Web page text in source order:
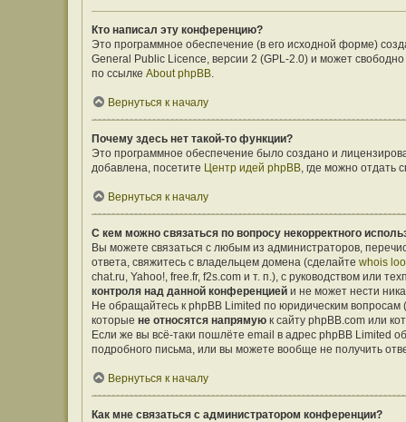
Кто написал эту конференцию?
Это программное обеспечение (в его исходной форме)
General Public Licence, версии 2 (GPL-2.0) и может
по ссылке About phpBB.
Вернуться к началу
Почему здесь нет такой-то функции?
Это программное обеспечение было создано и
добавлена, посетите Центр идей phpBB, где можно отдать
Вернуться к началу
С кем можно связаться по вопросу некорректного
Вы можете связаться с любым из администраторов,
ответа, свяжитесь с владельцем домена (сделайте whois
chat.ru, Yahoo!, free.fr, f2s.com и т. п.), с руководством или
контроля над данной конференцией и не может нести
Не обращайтесь к phpBB Limited по юридическим вопросам
которые не относятся напрямую к сайту phpBB.com или
Если же вы всё-таки пошлёте email в адрес phpBB Limited
подробного письма, или вы можете вообще не получить
Вернуться к началу
Как мне связаться с администратором конференции?